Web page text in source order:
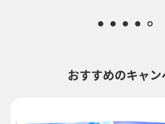
時間帯指定なし
おすすめのキャン